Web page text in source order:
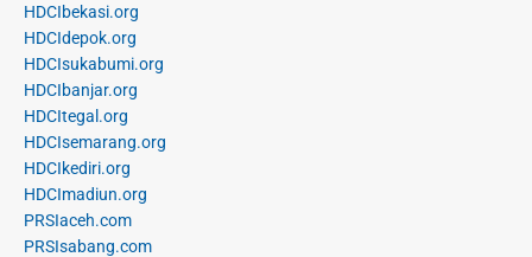
HDCIbekasi.org
HDCIdepok.org
HDCIsukabumi.org
HDCIbanjar.org
HDCItegal.org
HDCIsemarang.org
HDCIkediri.org
HDCImadiun.org
PRSIaceh.com
PRSIsabang.com